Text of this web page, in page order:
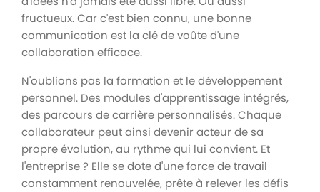
fructueux. Car c'est bien connu, une bonne
communication est la clé de voûte d'une
collaboration efficace.
N'oublions pas la formation et le développement
personnel. Des modules d'apprentissage intégrés,
des parcours de carrière personnalisés. Chaque
collaborateur peut ainsi devenir acteur de sa
propre évolution, au rythme qui lui convient. Et
l'entreprise ? Elle se dote d'une force de travail
constamment renouvelée, prête à relever les défis